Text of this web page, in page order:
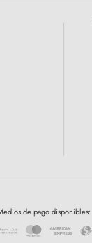
de pago disponibles: